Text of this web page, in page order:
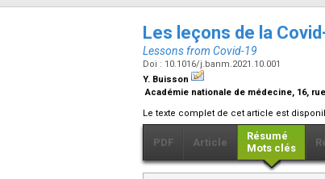
Les leçons de la
Lessons from Covid-19
Doi : 10.1016/j.banm.2021.10.001
Y. Buisson
Académie nationale de médecine, 16,
Le texte complet de cet article est
PDF Article
Résumé
Mots clés